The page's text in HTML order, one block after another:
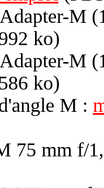
M
ko)
M
ko)
M :
75 mm f/